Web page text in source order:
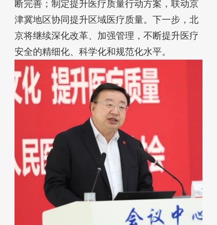
断完善；制定提升医疗质量行动方案，联动京
津冀地区协同提升区域医疗质量。下一步，北
京将继续深化改革、加强管理，不断提升医疗
安全的精细化、科学化和规范化水平。